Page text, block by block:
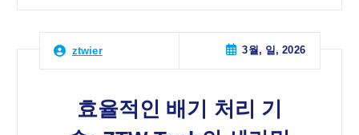
ztwier 3월, 일, 2026
효율적인 배기 처리 기